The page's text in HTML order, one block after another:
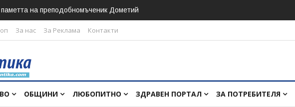
на преподобномъченик Дометий
За нас За Реклама Контакти
ОБЩИНИ ЛЮБОПИТНО ЗДРАВЕН ПОРТАЛ ЗА ПОТРЕБИТЕЛЯ